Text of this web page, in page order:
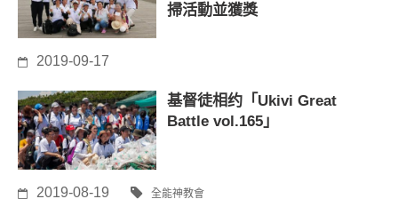
掃活動並獲獎
2019-09-17
基督徒相约「Ukivi Great
Battle vol.165」
2019-08-19 全能神教會